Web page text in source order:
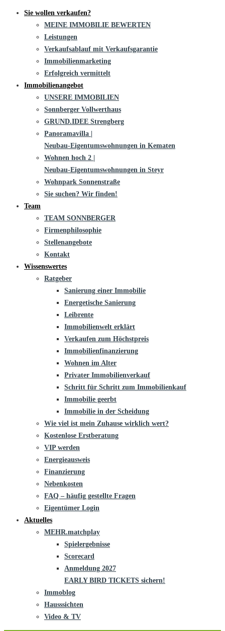
Sie wollen verkaufen?
MEINE IMMOBILIE BEWERTEN
Leistungen
Verkaufsablauf mit Verkaufsgarantie
Immobilienmarketing
Erfolgreich vermittelt
Immobilienangebot
UNSERE IMMOBILIEN
Sonnberger Vollwerthaus
GRUND.IDEE Strengberg
Panoramavilla |
Neubau-Eigentums­­wohnungen in Kematen
Wohnen hoch 2 |
Neubau-Eigentumswohnungen in Steyr
Wohnpark Sonnenstraße
Sie suchen? Wir finden!
Team
TEAM SONNBERGER
Firmenphilosophie
Stellenangebote
Kontakt
Wissenswertes
Ratgeber
Sanierung einer Immobilie
Energetische Sanierung
Leibrente
Immobilienwelt erklärt
Verkaufen zum Höchstpreis
Immobilienfinanzierung
Wohnen im Alter
Privater Immobilienverkauf
Schritt für Schritt zum Immobilienkauf
Immobilie geerbt
Immobilie in der Scheidung
Wie viel ist mein Zuhause wirklich wert?
Kostenlose Erstberatung
VIP werden
Energieausweis
Finanzierung
Nebenkosten
FAQ – häufig gestellte Fragen
Eigentümer Login
Aktuelles
MEHR.matchplay
Spielergebnisse
Scorecard
Anmeldung 2027
EARLY BIRD TICKETS sichern!
Immoblog
Hausssichten
Video & TV